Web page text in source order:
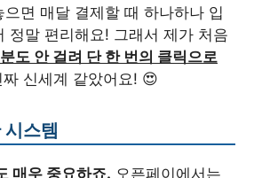
면 매달 결제할 때 하나하나 입
정말 편리해요! 그래서 제가 처음
도 안 걸려 단 한 번의 클릭으로
짜 신세계 같았어요! 😍
스템
매우 중요하죠. 오픈페이에서는